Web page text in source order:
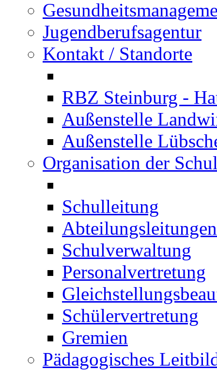
Jugendberufsagentur
Kontakt / Standorte
RBZ Steinburg -
Außenstelle
Außenstelle
Organisation der
Schulleitung
Abteilungsleitungen
Schulverwaltung
Personalvertretung
Schülervertretung
Gremien
Pädagogisches